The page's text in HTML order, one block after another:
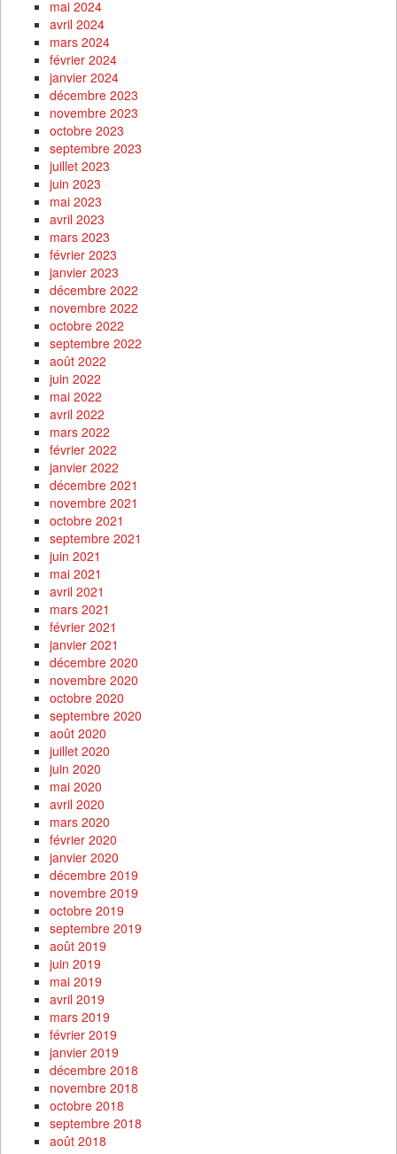
mai 2024
avril 2024
mars 2024
février 2024
janvier 2024
décembre 2023
novembre 2023
octobre 2023
septembre 2023
juillet 2023
juin 2023
mai 2023
avril 2023
mars 2023
février 2023
janvier 2023
décembre 2022
novembre 2022
octobre 2022
septembre 2022
août 2022
juin 2022
mai 2022
avril 2022
mars 2022
février 2022
janvier 2022
décembre 2021
novembre 2021
octobre 2021
septembre 2021
juin 2021
mai 2021
avril 2021
mars 2021
février 2021
janvier 2021
décembre 2020
novembre 2020
octobre 2020
septembre 2020
août 2020
juillet 2020
juin 2020
mai 2020
avril 2020
mars 2020
février 2020
janvier 2020
décembre 2019
novembre 2019
octobre 2019
septembre 2019
août 2019
juin 2019
mai 2019
avril 2019
mars 2019
février 2019
janvier 2019
décembre 2018
novembre 2018
octobre 2018
septembre 2018
août 2018